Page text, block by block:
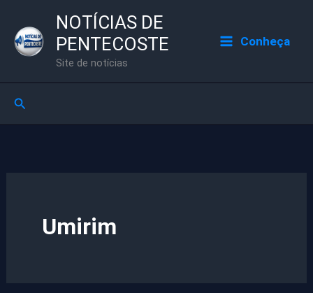
para
NOTÍCIAS DE
PENTECOSTE
Site de notícias
Conheça
Pesquisar
Umirim